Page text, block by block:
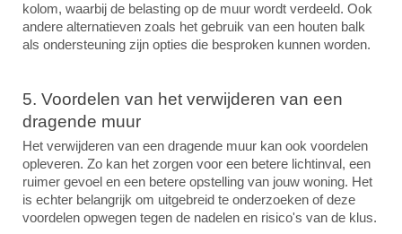
kolom, waarbij de belasting op de muur wordt verdeeld. Ook
andere alternatieven zoals het gebruik van een houten balk
als ondersteuning zijn opties die besproken kunnen worden.
5. Voordelen van het verwijderen van een
dragende muur
Het verwijderen van een dragende muur kan ook voordelen
opleveren. Zo kan het zorgen voor een betere lichtinval, een
ruimer gevoel en een betere opstelling van jouw woning. Het
is echter belangrijk om uitgebreid te onderzoeken of deze
voordelen opwegen tegen de nadelen en risico's van de klus.